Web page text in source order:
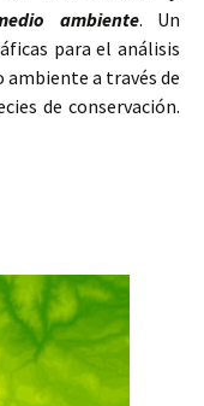
ambiente. Un
para el análisis
ambiente a través de
de conservación.
y